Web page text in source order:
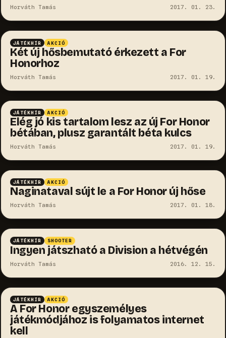
Horváth Tamás 2017. 01. 23.
JÁTÉKHÍR AKCIÓ
Két új hősbemutató érkezett a For
Honorhoz
Horváth Tamás 2017. 01. 19.
JÁTÉKHÍR AKCIÓ
Elég jó kis tartalom lesz az új For Honor
bétában, plusz garantált béta kulcs
Horváth Tamás 2017. 01. 19.
JÁTÉKHÍR AKCIÓ
Naginataval sújt le a For Honor új hőse
Horváth Tamás 2017. 01. 18.
JÁTÉKHÍR SHOOTER
Ingyen játszható a Division a hétvégén
Horváth Tamás 2016. 12. 15.
JÁTÉKHÍR AKCIÓ
A For Honor egyszemélyes
játékmódjához is folyamatos internet
kell